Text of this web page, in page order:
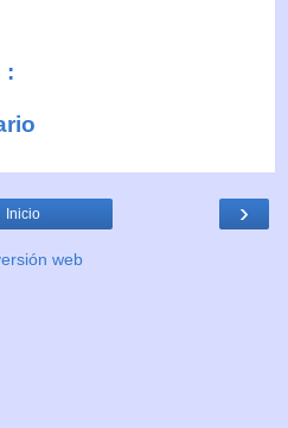
:
›
Inicio
web